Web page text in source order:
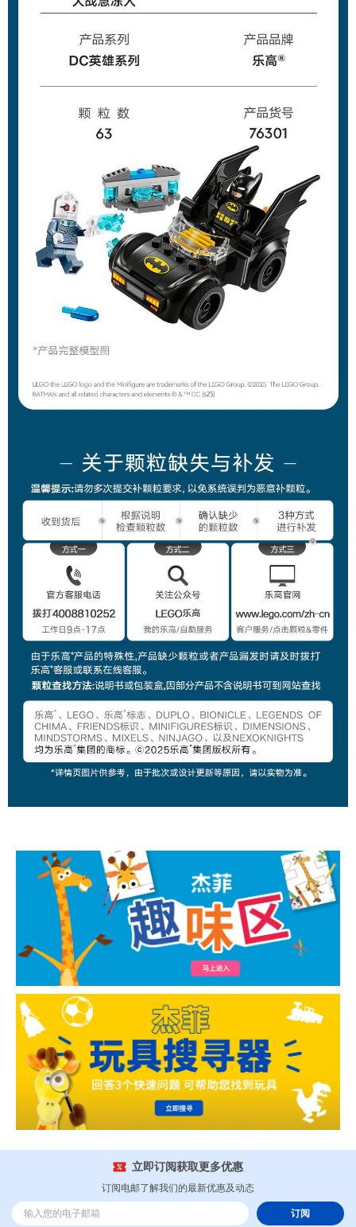
立即订阅获取更多优惠
订阅电邮了解我们的最新优惠及动态
订阅